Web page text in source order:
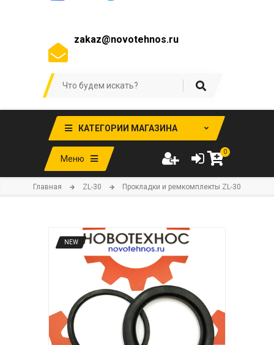
zakaz@novotehnos.ru
КАТЕГОРИИ МАГАЗИНА
Меню
0
Главная ZL-30 Прокладки и ремкомплекты ZL-30
NEW